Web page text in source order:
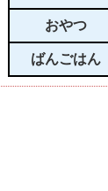
おやつ
ばんごはん